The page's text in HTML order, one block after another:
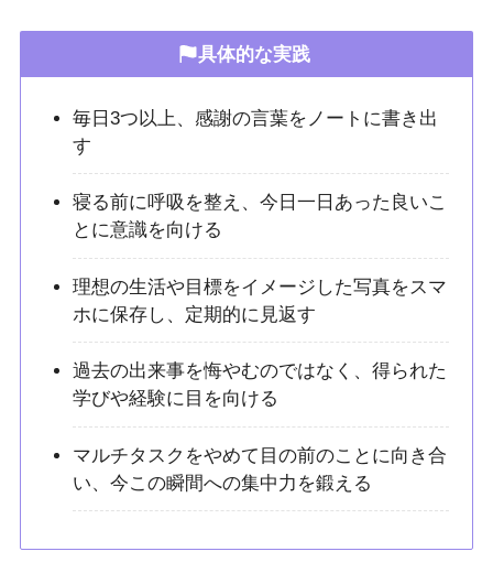
具体的な実践
毎日3つ以上、感謝の言葉をノートに書き出
す
寝る前に呼吸を整え、今日一日あった良いこ
とに意識を向ける
理想の生活や目標をイメージした写真をスマ
ホに保存し、定期的に見返す
過去の出来事を悔やむのではなく、得られた
学びや経験に目を向ける
マルチタスクをやめて目の前のことに向き合
い、今この瞬間への集中力を鍛える